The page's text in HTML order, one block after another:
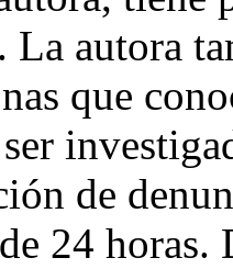
La autora
que
de
24 horas.